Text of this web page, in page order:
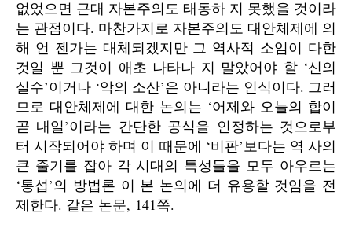
없었으면 근대 자본주의도 태동하 지 못했을 것이라
는 관점이다. 마찬가지로 자본주의도 대안체제에 의
해 언 젠가는 대체되겠지만 그 역사적 소임이 다한
것일 뿐 그것이 애초 나타나 지 말았어야 할 ‘신의
실수’이거나 ‘악의 소산’은 아니라는 인식이다. 그러
므로 대안체제에 대한 논의는 ‘어제와 오늘의 합이
곧 내일’이라는 간단한 공식을 인정하는 것으로부
터 시작되어야 하며 이 때문에 ‘비판’보다는 역 사의
큰 줄기를 잡아 각 시대의 특성들을 모두 아우르는
‘통섭’의 방법론 이 본 논의에 더 유용할 것임을 전
제한다. 같은 논문, 141쪽.